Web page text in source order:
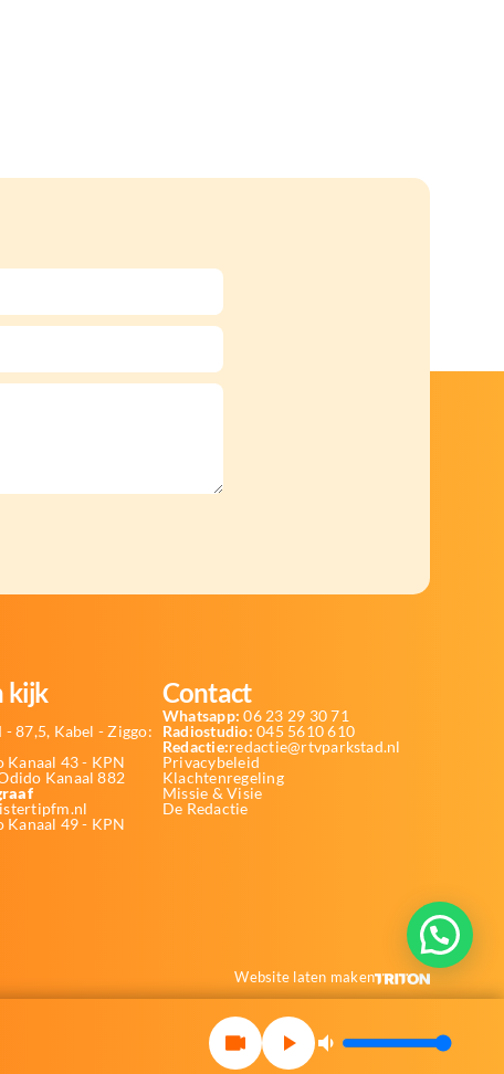
kijk
- 87,5, Kabel - Ziggo:
Kanaal 43 - KPN
Kanaal 882
Kanaal 49 - KPN
Contact
Whatsapp: 06 23 29 30 71
Radiostudio: 045 5610 610
Redactie:redactie@rtvparkstad.nl
Privacybeleid
Klachtenregeling
Missie & Visie
De Redactie
Website laten maken